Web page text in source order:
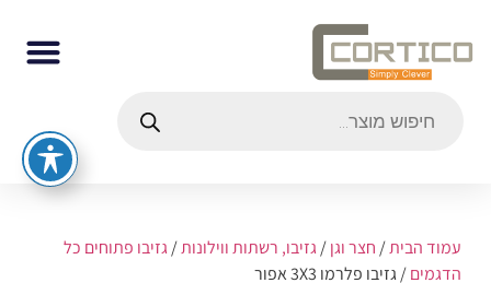
עמוד הבית/חצר וגן/גזיבו, רשתות ווילונות/גזיבו פתוחים כל
הדגמים/ גזיבו פלרמו 3X3 אפור